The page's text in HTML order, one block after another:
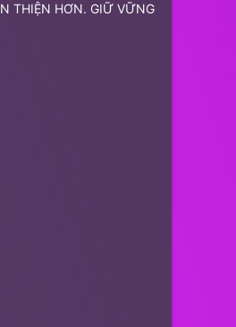
THIỆN HƠN. GIỮ VỮNG